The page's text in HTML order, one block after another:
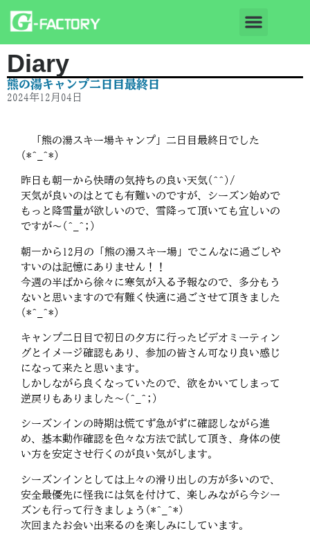
Diary
熊の湯キャンプ二日目最終日
2024年12月04日
「熊の湯スキー場キャンプ」二日目最終日でした
(*^_^*)
昨日も朝一から快晴の気持ちの良い天気(^^)/
天気が良いのはとても有難いのですが、シーズン始めで
もっと降雪量が欲しいので、雪降って頂いても宜しいの
ですが～(^_^;)
朝一から12月の「熊の湯スキー場」でこんなに過ごしや
すいのは記憶にありません！！
今週の半ばから徐々に寒気が入る予報なので、多分もう
ないと思いますので有難く快適に過ごさせて頂きました
(*^_^*)
キャンプ二日目で初日の夕方に行ったビデオミーティン
グとイメージ確認もあり、参加の皆さん可なり良い感じ
になって来たと思います。
しかしながら良くなっていたので、欲をかいてしまって
逆戻りもありました～(^_^;)
シーズンインの時期は慌てず急がずに確認しながら進
め、基本動作確認を色々な方法で試して頂き、身体の使
い方を安定させ行くのが良い気がします。
シーズンインとしては上々の滑り出しの方が多いので、
安全最優先に怪我には気を付けて、楽しみながら今シー
ズンも行って行きましょう(*^_^*)
次回またお会い出来るのを楽しみにしています。